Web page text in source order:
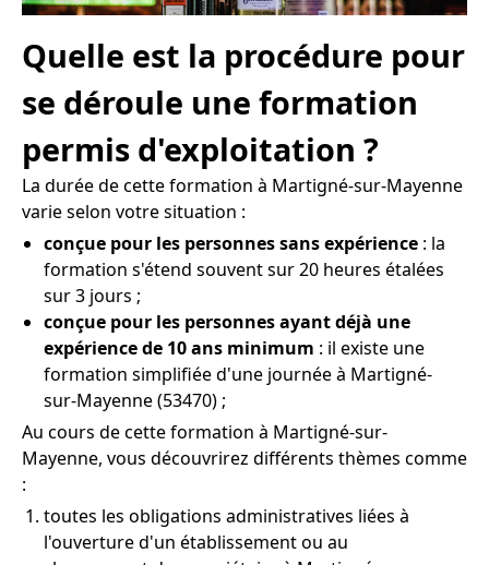
Quelle est la procédure pour
se déroule une formation
permis d'exploitation ?
La durée de cette formation à Martigné-sur-Mayenne
varie selon votre situation :
conçue pour les personnes sans expérience : la
formation s'étend souvent sur 20 heures étalées
sur 3 jours ;
conçue pour les personnes ayant déjà une
expérience de 10 ans minimum : il existe une
formation simplifiée d'une journée à Martigné-
sur-Mayenne (53470) ;
Au cours de cette formation à Martigné-sur-
Mayenne, vous découvrirez différents thèmes comme
:
toutes les obligations administratives liées à
l'ouverture d'un établissement ou au